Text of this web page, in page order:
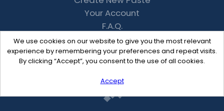
We use cookies on our website to give you the most relevant
experience by remembering your preferences and repeat visits.
By clicking “Accept”, you consent to the use of all cookies.
Accept
Your Account
F.A.Q.
Recent
Contact